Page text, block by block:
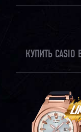
КУПИТЬ